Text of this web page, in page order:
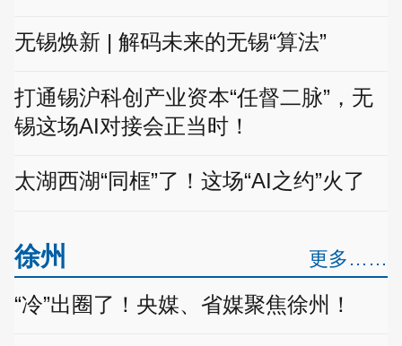
无锡焕新 | 解码未来的无锡“算法”
打通锡沪科创产业资本“任督二脉”，无
锡这场AI对接会正当时！
太湖西湖“同框”了！这场“AI之约”火了
更多……
徐州
“冷”出圈了！央媒、省媒聚焦徐州！